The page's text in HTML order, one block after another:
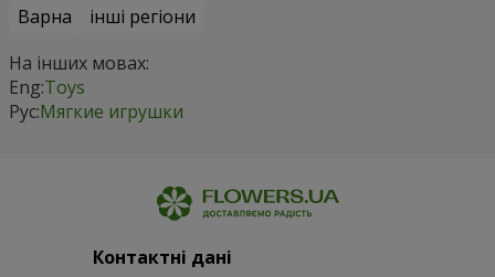
Варна
інші регіони
На інших мовах:
Eng:Toys
Рус:Мягкие игрушки
Контактні дані